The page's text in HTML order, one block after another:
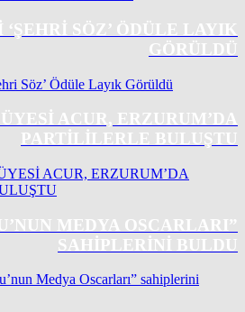
SÖZ’ ÖDÜLE LAYIK
GÖRÜLDÜ
ACUR, ERZURUM’DA
PARTİLİLERLE BULUŞTU
MEDYA OSCARLARI”
SAHIPLERINI BULDU